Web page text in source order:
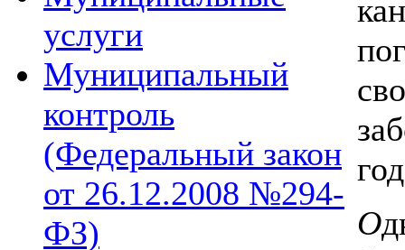
услуги
Муниципальный
контроль
(Федеральный закон
от 26.12.2008 №294-
ФЗ)
О